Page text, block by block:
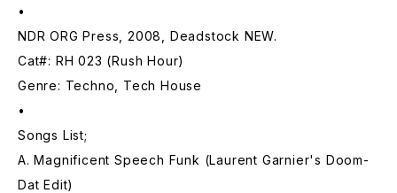
•
NDR ORG Press, 2008, Deadstock NEW.
Cat#: RH 023 (Rush Hour)
Genre: Techno, Tech House
•
Songs List;
A. Magnificent Speech Funk (Laurent Garnier's Doom-
Dat Edit)